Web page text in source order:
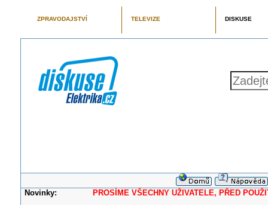
ZPRAVODAJSTVÍ TELEVIZE DISKUSE
Novinky: PROSÍME VŠECHNY UŽIVATELE, PŘED